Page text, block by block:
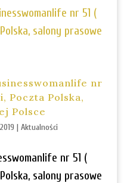
nr
Poczta Polska,
Polsce
| Aktualności
nr 51 (
salony prasowe